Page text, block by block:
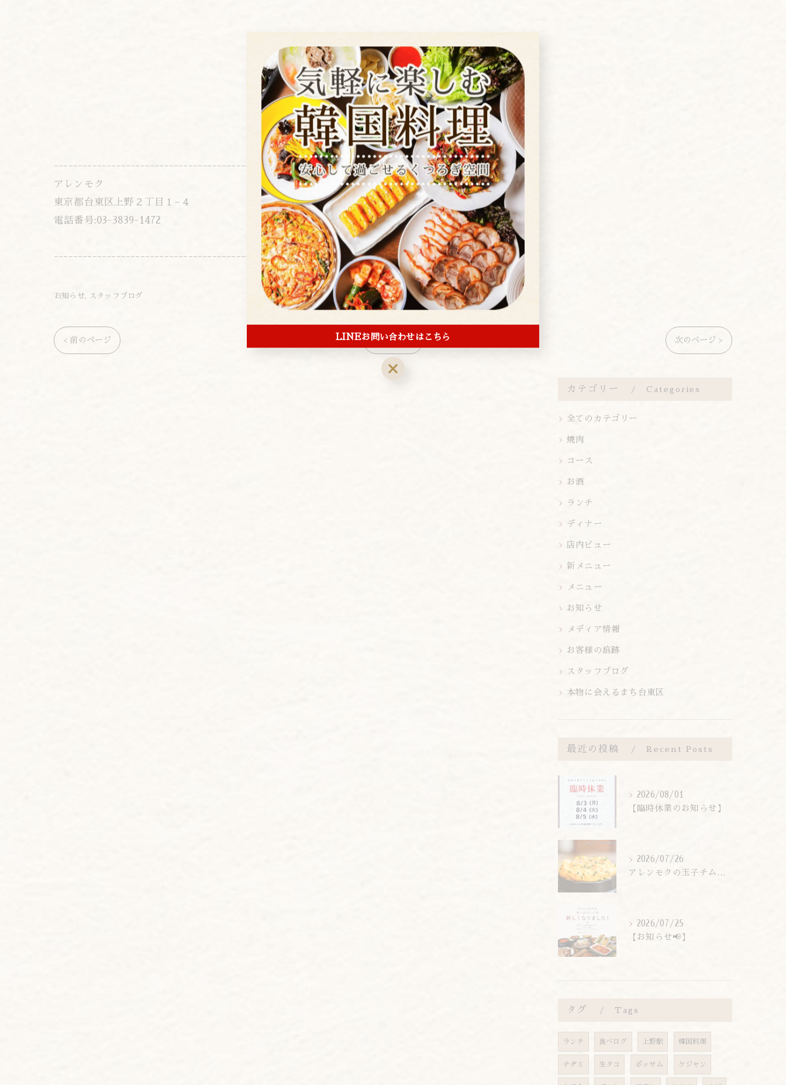
▼TEL予約＆お問い合わせはこちらから▼
０３－３８３９－１４７２
-
▼WEB予約はこちら▼
yoyaku.toreta.in/arenmoku/#/
----------------------------------------------------------------------
アレンモク
東京都台東区上野２丁目１−４
電話番号:03-3839-1472
----------------------------------------------------------------------
お知らせ スタッフブログ
< 前のページ 一覧に戻る 次のページ >
カテゴリー Categories
全てのカテゴリー
焼肉
コース
お酒
ランチ
ディナー
店内ビュー
新メニュー
メニュー
お知らせ
メディア情報
お客様の痕跡
スタッフブログ
本物に会えるまち台東区
最近の投稿 Recent Posts
2026/08/01
【臨時休業のお知らせ】
2026/07/26
アレンモクの玉子チムは、玉子を惜しまず6個分使用しています！
2026/07/25
【お知らせ📢】
タグ Tags
ランチ 食べログ 上野駅 韓国料理
チヂミ 生タコ ポッサム ケジャン
LINEお問い合わせはこちら